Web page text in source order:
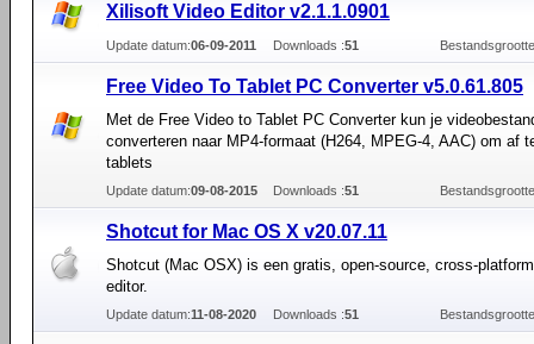
Xilisoft Video Editor v2.1.1.0901
Update datum:06-09-2011 Downloads :51
Free Video To Tablet PC Converter v5.0.61.805
Met de Free Video to Tablet PC Converter kun je
converteren naar MP4-formaat (H264, MPEG-4, AAC) om af
tablets
Update datum:09-08-2015 Downloads :51
Shotcut for Mac OS X v20.07.11
Shotcut (Mac OSX) is een gratis, open-source, cross-
editor.
Update datum:11-08-2020 Downloads :51